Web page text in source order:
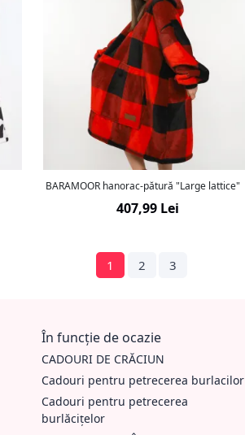
BARAMOOR hanorac-pătură "Large lattice"
407,99 Lei
1 2 3
În funcție de ocazie
CADOURI DE CRĂCIUN
Cadouri pentru petrecerea burlacilor
Cadouri pentru petrecerea
burlăcițelor